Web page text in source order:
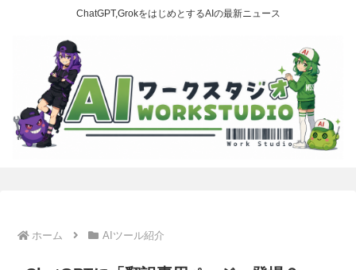
ChatGPT,GrokをはじめとするAIの最新ニュース
ホーム AIツール紹介